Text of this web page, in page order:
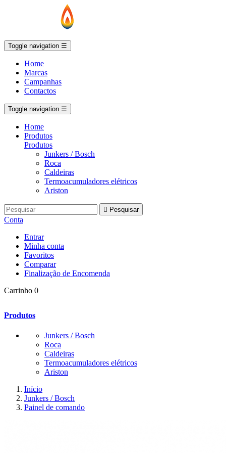
Toggle navigation ☰
Home
Marcas
Campanhas
Contactos
Toggle navigation ☰
Home
Produtos
Produtos
Junkers / Bosch
Roca
Caldeiras
Termoacumuladores elétricos
Ariston
 Pesquisar
Conta
Entrar
Minha conta
Favoritos
Comparar
Finalização de Encomenda
Carrinho 0
Produtos
Junkers / Bosch
Roca
Caldeiras
Termoacumuladores elétricos
Ariston
Início
Junkers / Bosch
Painel de comando